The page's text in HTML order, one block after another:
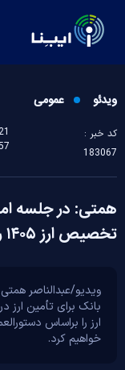
ویدئو عمومی
کد خبر :
183067
همتی: در جلسه
تخصیص ارز ۱۴۰۵ رسیدیم
ویدیو/عبدالناصر
بانک برای تأمین ارز
خواهیم کرد.